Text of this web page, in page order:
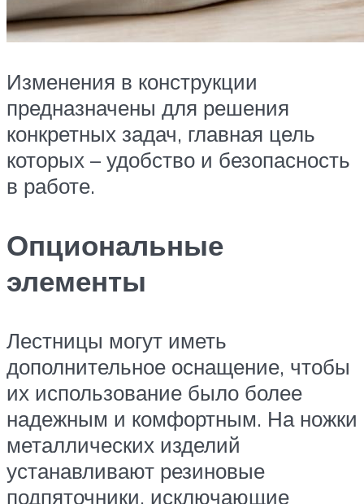
Изменения в конструкции
предназначены для решения
конкретных задач, главная цель
которых – удобство и безопасность
в работе.
Опциональные
элементы
Лестницы могут иметь
дополнительное оснащение, чтобы
их использование было более
надежным и комфортным. На ножки
металлических изделий
устанавливают резиновые
подпяточники, исключающие